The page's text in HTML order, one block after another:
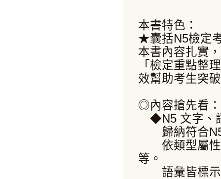
本書特色：
★囊括N5檢定
本書內容扎實
「檢定重點整
效幫助考生突
◎內容搶先看：
◆N5 文字、
歸納符合N5
依類型屬性
等。
語彙皆標示